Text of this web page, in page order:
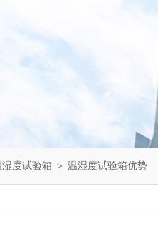
湿度试验箱 ＞ 温湿度试验箱优势